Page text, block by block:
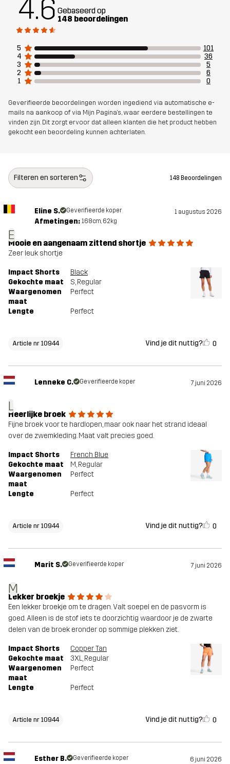
Ontworpen
voor
HARDLOPEN EN TRAINING
Artikelnummer 10944_2001
4.6 Gebaseerd op
148 beoordelingen
5
101
4
36
3
5
2
6
1
0
Geverifieerde beoordelingen worden ingediend via automatische e-
mails na aankoop of via Mijn Pagina's, waar eerdere bestellingen te
vinden zijn. Dit zorgt ervoor dat alleen klanten die het product hebben
gekocht een beoordeling kunnen achterlaten.
Filteren en sorteren 148 Beoordelingen
E
Eline S. Geverifieerde koper 1 augustus 2026
Afmetingen: 168cm, 62kg
Mooie en aangenaam zittend shortje
Zeer leuk shortje
Impact Shorts
Black
Gekochte maat
S, Regular
Waargenomen
maat
Perfect
Lengte Perfect
Article nr 10944 Vind je dit nuttig? 0
L
Lenneke C. Geverifieerde koper 7 juni 2026
Heerlijke broek
Fijne broek voor te hardlopen, maar ook naar het strand ideaal
over de zwemkleding. Maat valt precies goed.
Impact Shorts
French Blue
Gekochte maat
M, Regular
Waargenomen
maat
Perfect
Lengte Perfect
Article nr 10944 Vind je dit nuttig? 0
M
Marit S. Geverifieerde koper 7 juni 2026
Lekker broekje
Een lekker broekje om te dragen. Valt soepel en de pasvorm is
goed. Alleen is de stof iets te doorzichtig waardoor je de zwarte
delen van de broek eronder op sommige plekken ziet.
Impact Shorts
Copper Tan
Gekochte maat
3XL, Regular
Waargenomen
maat
Perfect
Lengte Perfect
Article nr 10944 Vind je dit nuttig? 0
Esther B. Geverifieerde koper 6 juni 2026